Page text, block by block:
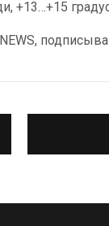
+13…+15